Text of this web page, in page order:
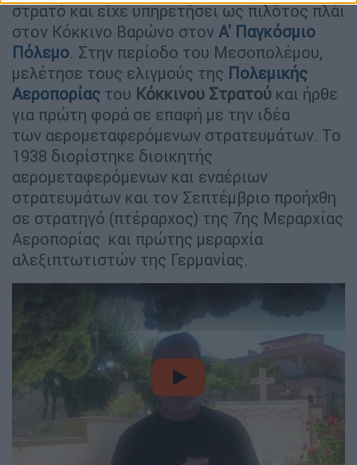
στρατό και είχε υπηρετήσει ως πιλότος πλάι
στον Κόκκινο Βαρώνο στον Α' Παγκόσμιο
Πόλεμο. Στην περίοδο του Μεσοπολέμου,
μελέτησε τους ελιγμούς της Πολεμικής
Αεροπορίας του Κόκκινου Στρατού και ήρθε
για πρώτη φορά σε επαφή με την ιδέα
των αερομεταφερόμενων στρατευμάτων. Το
1938 διορίστηκε διοικητής
αερομεταφερόμενων και εναέριων
στρατευμάτων και τον Σεπτέμβριο προήχθη
σε στρατηγό (πτέραρχος) της 7ης Μεραρχίας
Αεροπορίας και πρώτης μεραρχία
αλεξιπτωτιστών της Γερμανίας.
video